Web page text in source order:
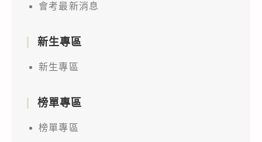
會考最新消息
新生專區
新生專區
榜單專區
榜單專區